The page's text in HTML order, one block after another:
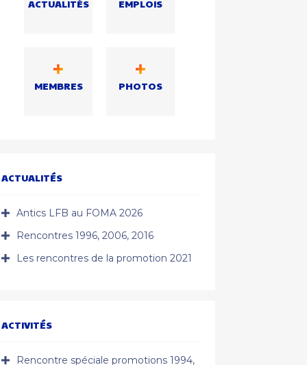
ACTUALITÉS EMPLOIS
MEMBRES PHOTOS
ACTUALITÉS
Antics LFB au FOMA 2026
Rencontres 1996, 2006, 2016
Les rencontres de la promotion 2021
ACTIVITÉS
Rencontre spéciale promotions 1994,